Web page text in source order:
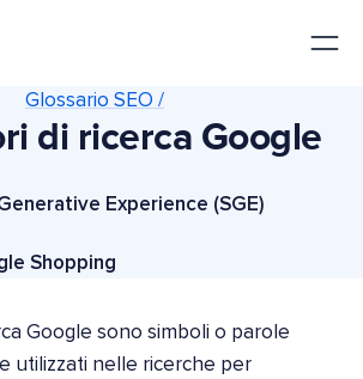
Experience (SGE)
Glossario SEO /
di ricerca Google
Shopping
Google sono simboli o parole
utilizzati nelle ricerche per